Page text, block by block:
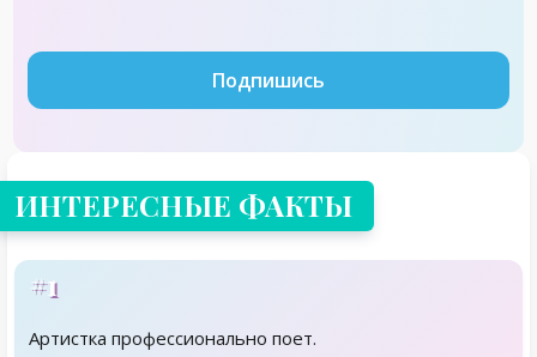
Подпишись
ИНТЕРЕСНЫЕ ФАКТЫ
#1
Артистка профессионально поет.